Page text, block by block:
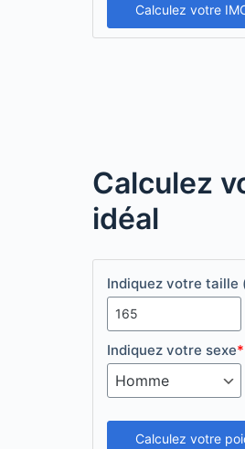
Calculez votre
Calculez
idéal
Indiquez votre taille
Indiquez votre sexe*
Calculez votre